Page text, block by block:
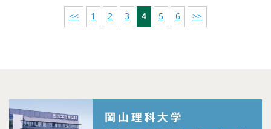
<< 1 2 3 4 5 6 >>